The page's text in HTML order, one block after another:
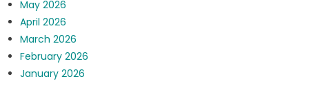
May 2026
April 2026
March 2026
February 2026
January 2026